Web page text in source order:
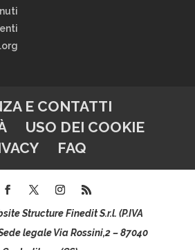
E CONTATTI
USO DEI COOKIE
FAQ
Structure Finedit S.r.l. (P.IVA
legale Via Rossini,2 – 87040